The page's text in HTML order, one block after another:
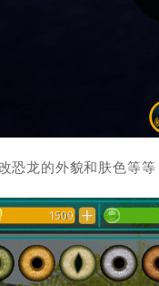
恐龙的外貌和肤色等